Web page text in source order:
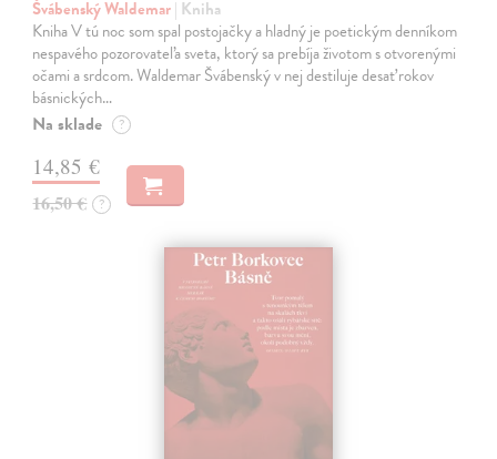
Švábenský Waldemar| Kniha
Kniha V tú noc som spal postojačky a hladný je poetickým denníkom
nespavého pozorovateľa sveta, ktorý sa prebíja životom s otvorenými
očami a srdcom. Waldemar Švábenský v nej destiluje desať rokov
básnických…
Na sklade ?
14,85 €
16,50 € ?